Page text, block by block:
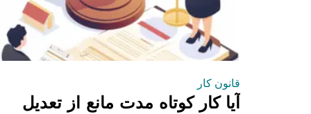
قانون کار
آیا کار کوتاه مدت مانع از تعدیل